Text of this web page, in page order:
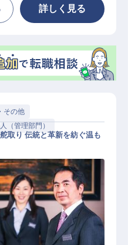
詳しく見る
その他
（管理部門）
取り 伝統と革新を紡ぐ温も